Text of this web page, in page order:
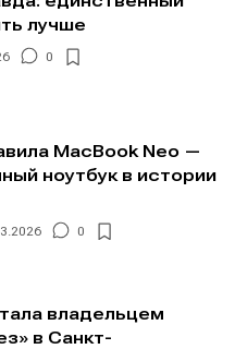
лучше
0
MacBook Neo —
ноутбук в истории
0
владельцем
в Санкт-